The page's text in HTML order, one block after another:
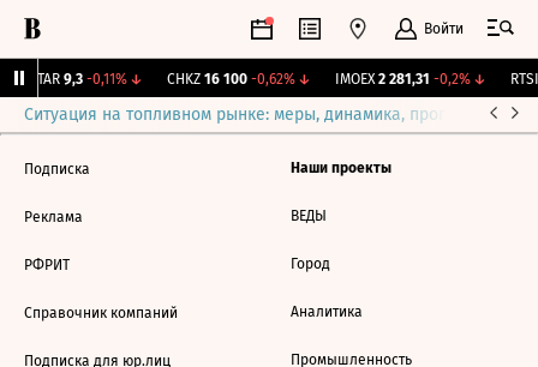
Войти
UTAR 9,3 -0,11%↓ CHKZ 16 100 -0,62%↓ IMOEX 2 281,31 -0,2%↓ RTSI
Ситуация на топливном рынке: меры, динамика, прогнозы
Подписка
Реклама
РФРИТ
Справочник компаний
Подписка для юр.лиц
Наши проекты
ВЕДЫ
Город
Аналитика
Промышленность